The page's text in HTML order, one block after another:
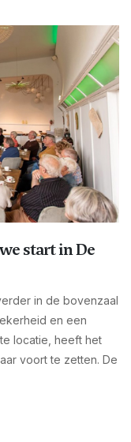
start in De
in de bovenzaal
en een
locatie, heeft het
voort te zetten. De